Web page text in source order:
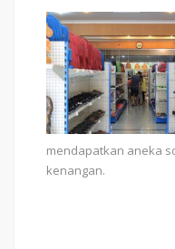
mendapatkan aneka
kenangan.